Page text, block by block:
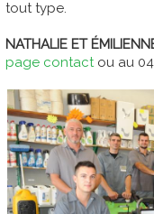
tout type.
NATHALIE ET
page contactou au